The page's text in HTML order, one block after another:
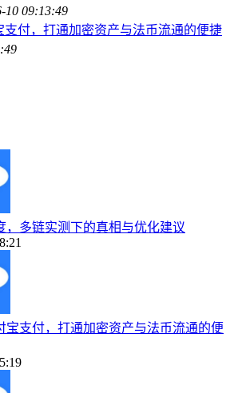
10 09:13:49
支付，打通加密资产与法币流通的便捷
，多链实测下的真相与优化建议
宝支付，打通加密资产与法币流通的便